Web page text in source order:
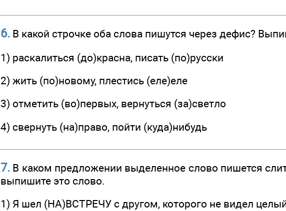
6. В какой строчке оба слова пишутся через дефис?
1) раскалиться (до)красна, писать (по)русски
2) жить (по)новому, плестись (еле)еле
3) отметить (во)первых, вернуться (за)светло
4) свернуть (на)право, пойти (куда)нибудь
7. В каком предложении выделенное слово пишется
выпишите это слово.
1) Я шел (НА)ВСТРЕЧУ с другом, которого не видел